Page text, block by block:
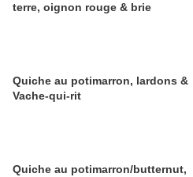
terre, oignon rouge & brie
Quiche au potimarron, lardons &
Vache-qui-rit
Quiche au potimarron/butternut,